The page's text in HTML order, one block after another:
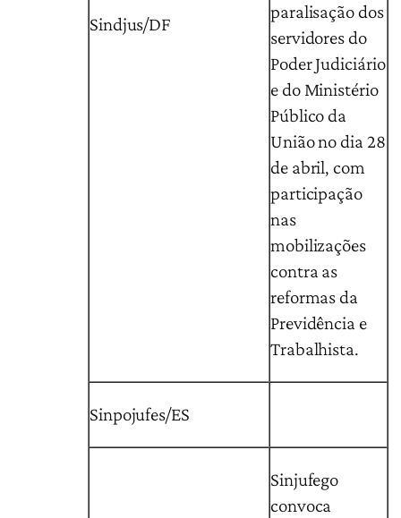
Sindjus/DF
paralisação dos
servidores do
Poder Judiciário
e do Ministério
Público da
União no dia 28
de abril, com
participação
nas
mobilizações
contra as
reformas da
Previdência e
Trabalhista.
Sinpojufes/ES
Sinjufego
convoca